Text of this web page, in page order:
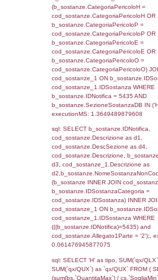
sql: SELECT
rofi.DescAltro
sql: SELECT